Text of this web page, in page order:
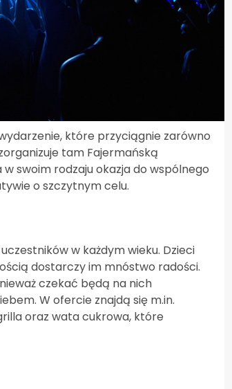
które przyciągnie zarówno
tam Fajermańską
swoim rodzaju okazja do wspólnego
o szczytnym celu.
w każdym wieku. Dzieci
dostarczy im mnóstwo radości.
czekać będą na nich
W ofercie znajdą się m.in.
oraz wata cukrowa, które